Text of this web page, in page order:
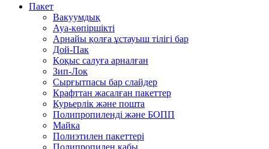
Пакет
Вакуумдық
Ауа-көпіршікті
Арнайы қолға ұстауыш тілігі бар
Дой-Пак
Қоқыс салуға арналған
Зип-Лок
Сырғытпасы бар слайдер
Крафттан жасалған пакеттер
Курьерлік және пошта
Полипропиленді және БОПП
Майка
Полиэтилен пакеттері
Полипропилен қабы